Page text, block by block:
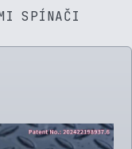
SPÍNAČI